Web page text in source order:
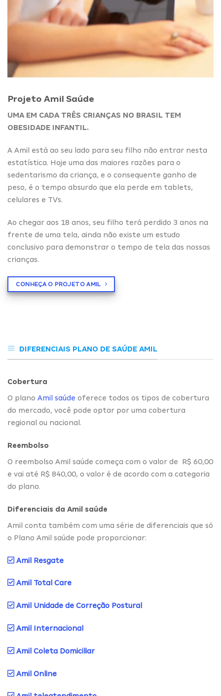
Projeto Amil Saúde
UMA EM CADA TRÊS CRIANÇAS NO BRASIL TEM
OBESIDADE INFANTIL.
A Amil está ao seu lado para seu filho não entrar nesta
estatística. Hoje uma das maiores razões para o
sedentarismo da criança, e o consequente ganho de
peso, é o tempo absurdo que ela perde em tablets,
celulares e TVs.
Ao chegar aos 18 anos, seu filho terá perdido 3 anos na
frente de uma tela, ainda não existe um estudo
conclusivo para demonstrar o tempo de tela das nossas
crianças.
CONHEÇA O PROJETO AMIL
DIFERENCIAIS PLANO DE SAÚDE AMIL
Cobertura
O plano Amil saúde oferece todos os tipos de cobertura
do mercado, você pode optar por uma cobertura
regional ou nacional.
Reembolso
O reembolso Amil saúde começa com o valor de R$ 60,00
e vai até R$ 840,00, o valor é de acordo com a categoria
do plano.
Diferenciais da Amil saúde
Amil conta também com uma série de diferenciais que só
o Plano Amil saúde pode proporcionar:
Amil Resgate
Amil Total Care
Amil Unidade de Correção Postural
Amil Internacional
Amil Coleta Domiciliar
Amil Online